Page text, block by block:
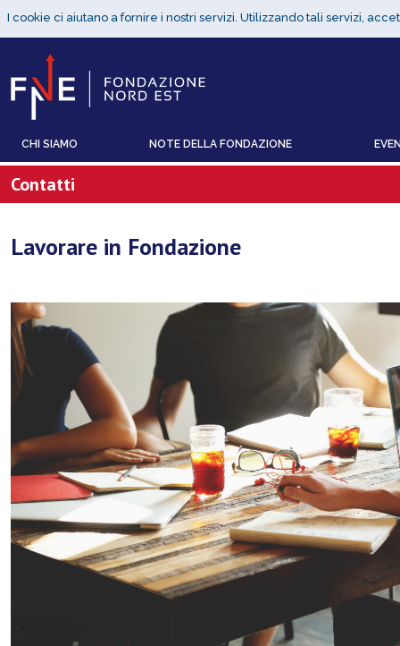
CHI SIAMO NOTE DELLA FONDAZIONE
Contatti
Lavorare in Fondazione